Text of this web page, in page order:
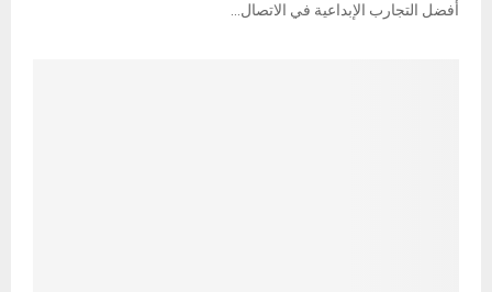
أفضل التجارب الإبداعية في الاتصال...